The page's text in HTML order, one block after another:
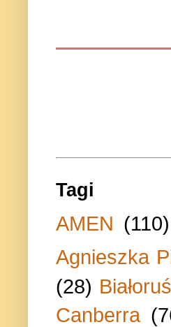
Tagi
AMEN (110)
Agnieszka
(28) Białoruś
Canberra